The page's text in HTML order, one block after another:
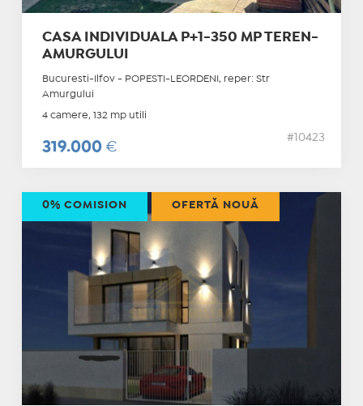
CASA INDIVIDUALA P+1-350 MP TEREN-
AMURGULUI
Bucuresti-Ilfov - POPESTI-LEORDENI, reper: Str
Amurgului
4 camere, 132 mp utili
319.000 €
#10423
0% COMISION OFERTĂ NOUĂ